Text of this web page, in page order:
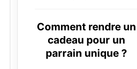
Comment rendre un
cadeau pour un
parrain unique ?